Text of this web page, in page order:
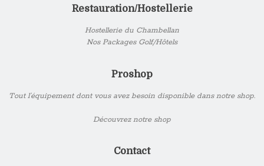
Restauration/Hostellerie
Hostellerie du Chambellan
Nos Packages Golf/Hôtels
Proshop
Tout l’équipement dont vous avez besoin disponible dans notre shop.
Découvrez notre shop
Contact